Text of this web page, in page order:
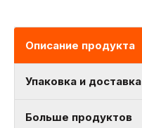
Описание продукта
Упаковка и доставка
Больше продуктов